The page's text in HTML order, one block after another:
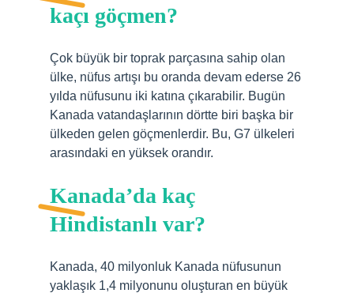
kaçı göçmen?
Çok büyük bir toprak parçasına sahip olan
ülke, nüfus artışı bu oranda devam ederse 26
yılda nüfusunu iki katına çıkarabilir. Bugün
Kanada vatandaşlarının dörtte biri başka bir
ülkeden gelen göçmenlerdir. Bu, G7 ülkeleri
arasındaki en yüksek orandır.
Kanada’da kaç
Hindistanlı var?
Kanada, 40 milyonluk Kanada nüfusunun
yaklaşık 1,4 milyonunu oluşturan en büyük